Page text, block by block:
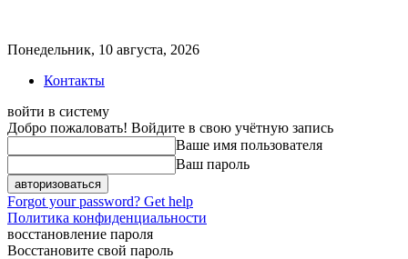
Понедельник, 10 августа, 2026
Контакты
войти в систему
Добро пожаловать! Войдите в свою учётную запись
Ваше имя пользователя
Ваш пароль
Forgot your password? Get help
Политика конфиденциальности
восстановление пароля
Восстановите свой пароль